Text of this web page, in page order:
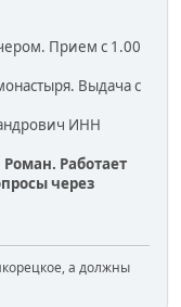
Прием с 1.00
Выдача с
ИНН
Работает
через
а должны